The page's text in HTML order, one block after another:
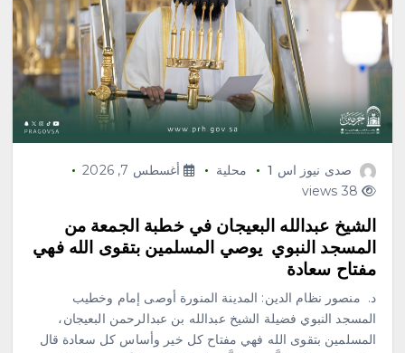
صدى نيوز اس 1 محلية
أغسطس 7, 2026
38 views
الشيخ عبدالله البعيجان في خطبة الجمعة من
المسجد النبوي يوصي المسلمين بتقوى الله فهي
مفتاح سعادة
د. منصور نظام الدين: المدينة المنورة أوصى إمام وخطيب
المسجد النبوي فضيلة الشيخ عبدالله بن عبدالرحمن البعيجان،
المسلمين بتقوى الله فهي مفتاح كل خير وأساس كل سعادة قال